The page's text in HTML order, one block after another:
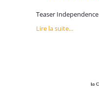
Teaser Independence
Lire la suite...